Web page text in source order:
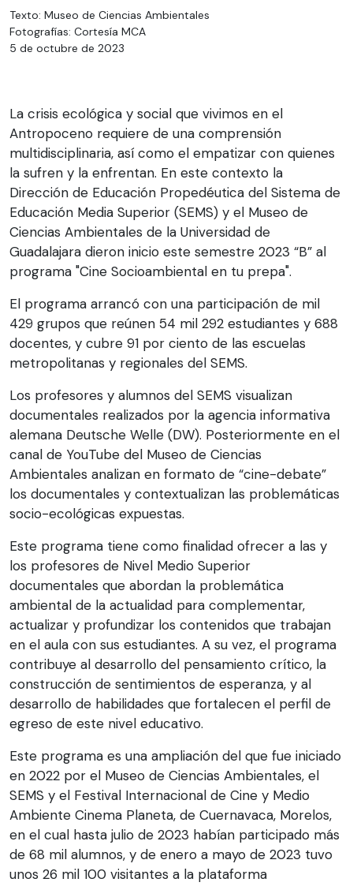
Texto: Museo de Ciencias Ambientales
Fotografías: Cortesía MCA
5 de octubre de 2023
La crisis ecológica y social que vivimos en el
Antropoceno requiere de una comprensión
multidisciplinaria, así como el empatizar con quienes
la sufren y la enfrentan. En este contexto la
Dirección de Educación Propedéutica del Sistema de
Educación Media Superior (SEMS) y el Museo de
Ciencias Ambientales de la Universidad de
Guadalajara dieron inicio este semestre 2023 “B” al
programa "Cine Socioambiental en tu prepa".
El programa arrancó con una participación de mil
429 grupos que reúnen 54 mil 292 estudiantes y 688
docentes, y cubre 91 por ciento de las escuelas
metropolitanas y regionales del SEMS.
Los profesores y alumnos del SEMS visualizan
documentales realizados por la agencia informativa
alemana Deutsche Welle (DW). Posteriormente en el
canal de YouTube del Museo de Ciencias
Ambientales analizan en formato de “cine-debate”
los documentales y contextualizan las problemáticas
socio-ecológicas expuestas.
Este programa tiene como finalidad ofrecer a las y
los profesores de Nivel Medio Superior
documentales que abordan la problemática
ambiental de la actualidad para complementar,
actualizar y profundizar los contenidos que trabajan
en el aula con sus estudiantes. A su vez, el programa
contribuye al desarrollo del pensamiento crítico, la
construcción de sentimientos de esperanza, y al
desarrollo de habilidades que fortalecen el perfil de
egreso de este nivel educativo.
Este programa es una ampliación del que fue iniciado
en 2022 por el Museo de Ciencias Ambientales, el
SEMS y el Festival Internacional de Cine y Medio
Ambiente Cinema Planeta, de Cuernavaca, Morelos,
en el cual hasta julio de 2023 habían participado más
de 68 mil alumnos, y de enero a mayo de 2023 tuvo
unos 26 mil 100 visitantes a la plataforma